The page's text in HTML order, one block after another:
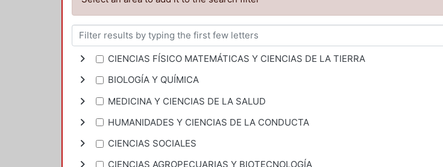
CIENCIAS FÍSICO MATEMÁTICAS Y CIENCIAS DE LA TIERRA
BIOLOGÍA Y QUÍMICA
MEDICINA Y CIENCIAS DE LA SALUD
HUMANIDADES Y CIENCIAS DE LA CONDUCTA
CIENCIAS SOCIALES
CIENCIAS AGROPECUARIAS Y BIOTECNOLOGÍA